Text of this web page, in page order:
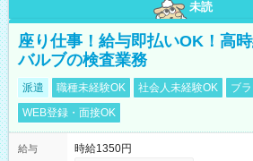
未読
座り仕事！給与即払いOK！高
バルブの検査業務
派遣 職種未経験OK 社会人未経験OK
ブ
WEB登録・面接OK
給与
時給1350円